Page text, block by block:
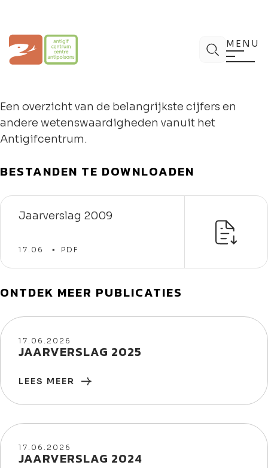
inhoud
Antigifcentrum ZoekMENU
Een overzicht van de belangrijkste cijfers en
andere wetenswaardigheden vanuit het
Antigifcentrum.
BESTANDEN TE DOWNLOADEN
Jaarverslag 2009
17.06 PDF
ONTDEK MEER PUBLICATIES
17/06/2026
17.06.2026
JAARVERSLAG 2025
LEES MEER
17/06/2026
17.06.2026
JAARVERSLAG 2024